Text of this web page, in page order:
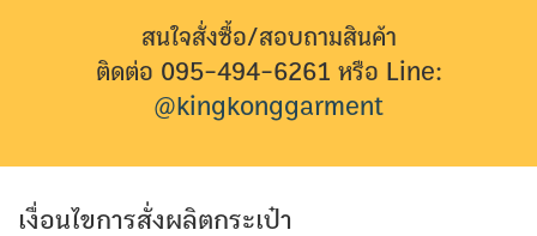
สนใจสั่งซื้อ/สอบถามสินค้า
ติดต่อ 095-494-6261 หรือ Line:
@kingkonggarment
เงื่อนไขการสั่งผลิตกระเป๋า